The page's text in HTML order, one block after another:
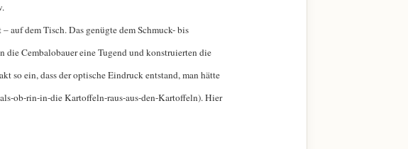
auf dem Tisch. Das genügte dem Schmuck- bis
Cembalobauer eine Tugend und konstruierten die
so ein, dass der optische Eindruck entstand, man hätte
ob-rin-in-die Kartoffeln-raus-aus-den-Kartoffeln). Hier